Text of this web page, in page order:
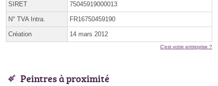
SIRET 75045919000013
N° TVA Intra. FR16750459190
Création 14 mars 2012
C'est votre entreprise ?
Peintres à proximité